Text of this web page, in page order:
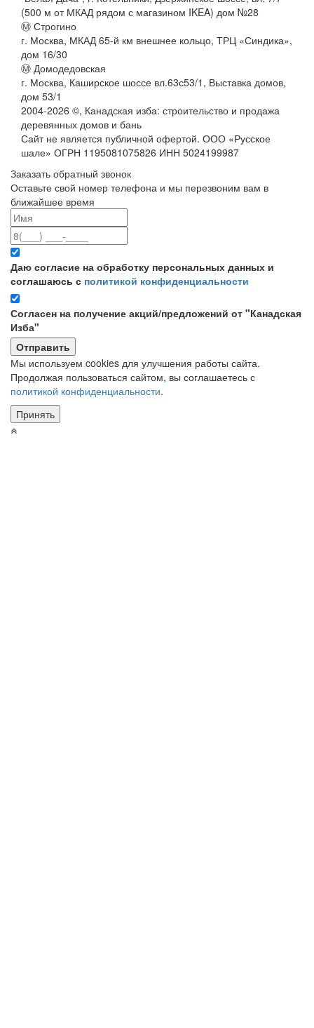
(500 м от МКАД рядом с магазином IKEA) дом №28
Ⓜ Строгино
г. Москва, МКАД 65-й км внешнее кольцо, ТРЦ «Синдика»,
дом 16/30
Ⓜ Домодедовская
г. Москва, Каширское шоссе вл.63с53/1, Выставка домов,
дом 53/1
2004-2026 ©, Канадская изба: строительство и продажа
деревянных домов и бань
Сайт не является публичной офертой. ООО «Русское
шале» ОГРН 1195081075826 ИНН 5024199987
Заказать обратный звонок
Оставьте свой номер телефона и мы перезвоним вам в
ближайшее время
Даю согласие на обработку персональных данных и
соглашаюсь с политикой конфиденциальности
Согласен на получение акций/предложений от "Канадская
Изба"
Мы используем cookies для улучшения работы сайта.
Продолжая пользоваться сайтом, вы соглашаетесь с
политикой конфиденциальности.
Принять